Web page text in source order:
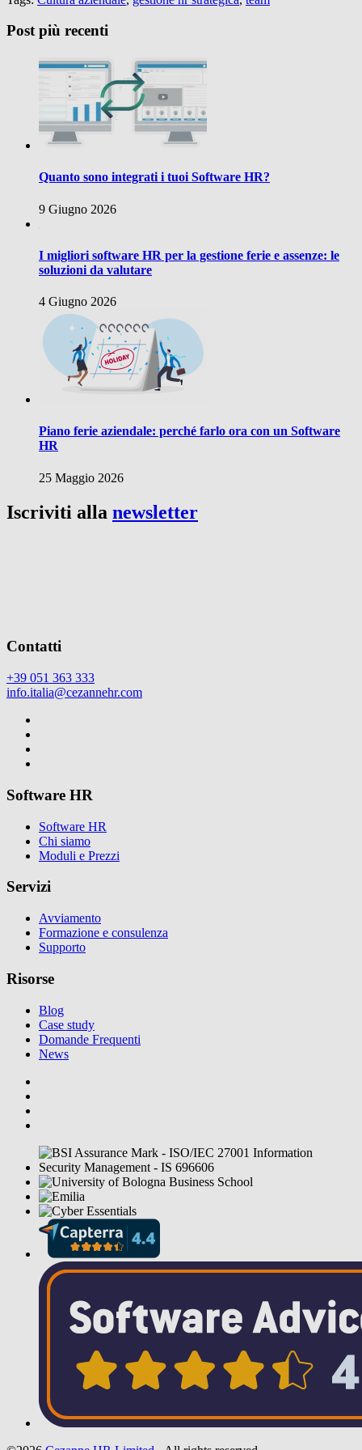
Post più recenti
Quanto sono integrati i tuoi Software HR?
9 Giugno 2026
I migliori software HR per la gestione ferie e assenze: le
soluzioni da valutare
4 Giugno 2026
Piano ferie aziendale: perché farlo ora con un Software
HR
25 Maggio 2026
Iscriviti alla newsletter
Contatti
+39 051 363 333
info.italia@cezannehr.com
Software HR
Software HR
Chi siamo
Moduli e Prezzi
Servizi
Avviamento
Formazione e consulenza
Supporto
Risorse
Blog
Case study
Domande Frequenti
News